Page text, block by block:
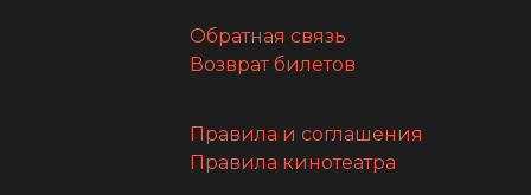
Обратная связь
Возврат билетов
Правила и соглашения
Правила кинотеатра